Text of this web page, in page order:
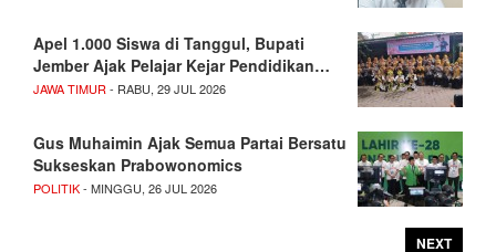
Apel 1.000 Siswa di Tanggul, Bupati
Jember Ajak Pelajar Kejar Pendidikan…
JAWA TIMUR - RABU, 29 JUL 2026
Gus Muhaimin Ajak Semua Partai Bersatu
Sukseskan Prabowonomics
POLITIK- MINGGU, 26 JUL 2026
NEXT